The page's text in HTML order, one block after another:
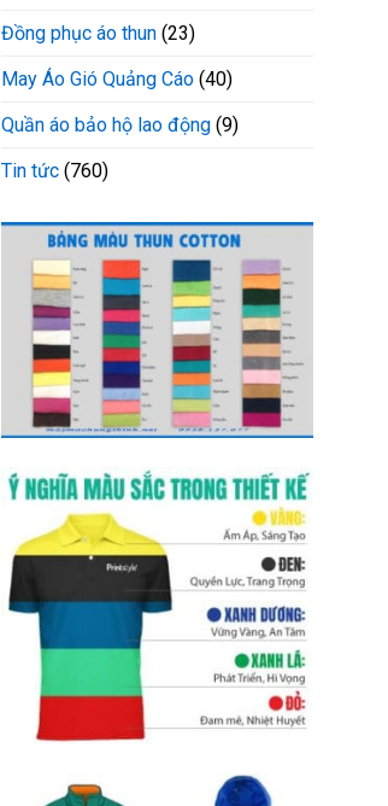
Đồng phục áo thun (23)
May Áo Gió Quảng Cáo (40)
Quần áo bảo hộ lao động (9)
Tin tức (760)